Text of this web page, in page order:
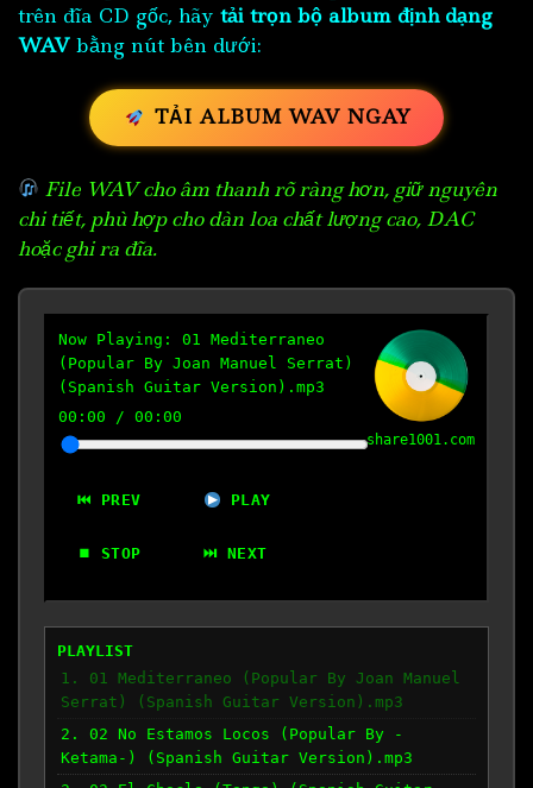
trên đĩa CD gốc, hãy tải trọn bộ album định dạng
WAV bằng nút bên dưới:
TẢI ALBUM WAV NGAY
File WAV cho âm thanh rõ ràng hơn, giữ nguyên
chi tiết, phù hợp cho dàn loa chất lượng cao, DAC
hoặc ghi ra đĩa.
Now Playing: 01 Mediterraneo
(Popular By Joan Manuel Serrat)
(Spanish Guitar Version).mp3
00:00 / 00:00
⏮ PREV PLAY
⏹ STOP ⏭ NEXT
share1001.com
PLAYLIST
1. 01 Mediterraneo (Popular By Joan Manuel
Serrat) (Spanish Guitar Version).mp3
2. 02 No Estamos Locos (Popular By -
Ketama-) (Spanish Guitar Version).mp3